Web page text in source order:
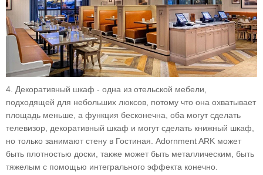
4. Декоративный шкаф - одна из отельской мебели,
подходящей для небольших люксов, потому что она охватывает
площадь меньше, а функция бесконечна, оба могут сделать
телевизор, декоративный шкаф и могут сделать книжный шкаф,
но только занимают стену в Гостиная. Adornment ARK может
быть плотностью доски, также может быть металлическим, быть
тяжелым с помощью интегрального эффекта конечно.